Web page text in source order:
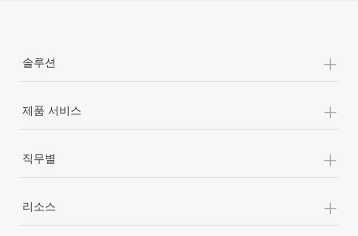
솔루션 +
제품 서비스 +
직무별 +
리소스 +